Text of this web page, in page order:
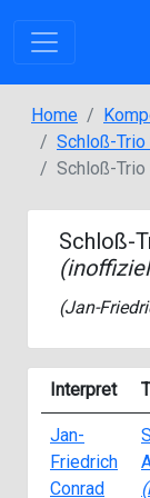
Home
Schloß-Trio
Schloß-Trio
Schloß-
(Jan-
Interpret
Jan-
Friedrich
Conrad